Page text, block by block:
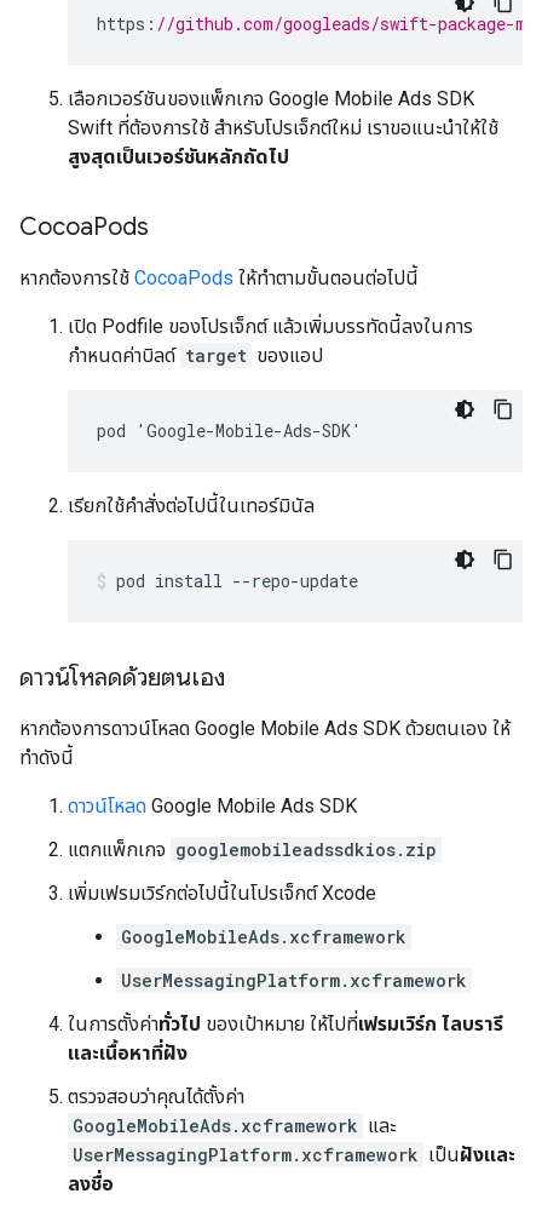
https : //github.com/googleads/swift-package-
เลือกเวอร์ชันของแพ็กเกจ Google Mobile Ads SDK
Swift ที่ต้องการใช้ สำหรับโปรเจ็กต์ใหม่ เราขอแนะนำให้ใช้
สูงสุดเป็นเวอร์ชันหลักถัดไป
CocoaPods
หากต้องการใช้ CocoaPods ให้ทำตามขั้นตอนต่อไปนี้
เปิด Podfile ของโปรเจ็กต์ แล้วเพิ่มบรรทัดนี้ลงในการ
กำหนดค่าบิลด์ target ของแอป
pod 'Google-Mobile-Ads-SDK'
เรียกใช้คำสั่งต่อไปนี้ในเทอร์มินัล
pod install --repo-update
ดาวน์โหลดด้วยตนเอง
หากต้องการดาวน์โหลด Google Mobile Ads SDK ด้วยตนเอง ให้
ทำดังนี้
ดาวน์โหลด Google Mobile Ads SDK
แตกแพ็กเกจ googlemobileadssdkios.zip
เพิ่มเฟรมเวิร์กต่อไปนี้ในโปรเจ็กต์ Xcode
GoogleMobileAds.xcframework
UserMessagingPlatform.xcframework
ในการตั้งค่าทั่วไป ของเป้าหมาย ให้ไปที่เฟรมเวิร์ก ไลบรารี
และเนื้อหาที่ฝัง
ตรวจสอบว่าคุณได้ตั้งค่า
GoogleMobileAds.xcframework และ
UserMessagingPlatform.xcframework เป็นฝังและ
ลงชื่อ